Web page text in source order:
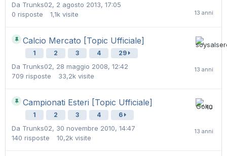
Da Trunks02, 2 agosto 2013, 17:05
0 risposte 1,1k visite
Calcio Mercato [Topic Ufficiale]
1 2 3 4 29
Da Trunks02, 28 maggio 2008, 12:42
709 risposte 33,2k visite
Campionati Esteri [Topic Ufficiale]
1 2 3 4 6
Da Trunks02, 30 novembre 2010, 14:47
140 risposte 10,2k visite